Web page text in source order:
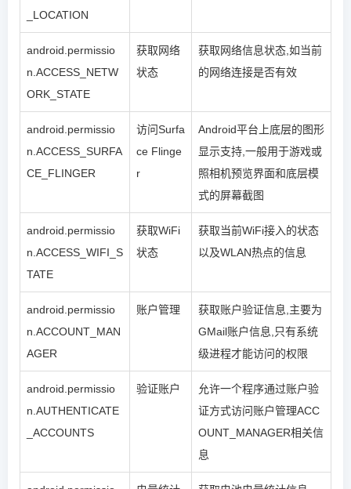
_LOCATION
android.permissio
n.ACCESS_NETW
ORK_STATE
获取网络
状态
获取网络信息状态,如当前
的网络连接是否有效
android.permissio
n.ACCESS_SURFA
CE_FLINGER
访问Surfa
ce Flinge
r
Android平台上底层的图形
显示支持,一般用于游戏或
照相机预览界面和底层模
式的屏幕截图
android.permissio
n.ACCESS_WIFI_S
TATE
获取WiFi
状态
获取当前WiFi接入的状态
以及WLAN热点的信息
android.permissio
n.ACCOUNT_MAN
AGER
账户管理
获取账户验证信息,主要为
GMail账户信息,只有系统
级进程才能访问的权限
android.permissio
n.AUTHENTICATE
_ACCOUNTS
验证账户
允许一个程序通过账户验
证方式访问账户管理ACC
OUNT_MANAGER相关信
息